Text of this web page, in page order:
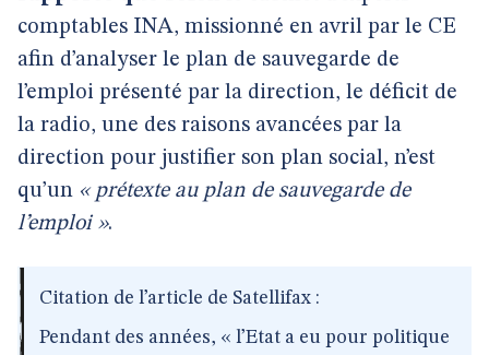
comptables INA, missionné en avril par le CE
afin d’analyser le plan de sauvegarde de
l’emploi présenté par la direction, le déficit de
la radio, une des raisons avancées par la
direction pour justifier son plan social, n’est
qu’un « prétexte au plan de sauvegarde de
l’emploi ».
Citation de l’article de Satellifax :
Pendant des années, « l’Etat a eu pour politique